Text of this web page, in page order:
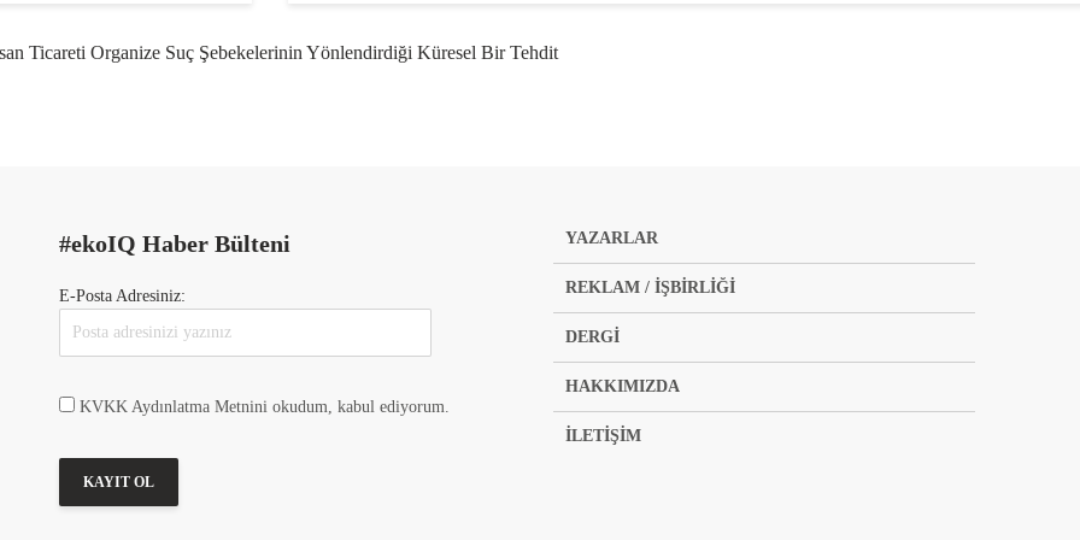
Ticareti Organize Suç Şebekelerinin Yönlendirdiği Küresel Bir Tehdit
#ekoIQ Haber Bülteni
E-Posta Adresiniz:
KVKK Aydınlatma Metnini okudum, kabul ediyorum.
YAZARLAR
REKLAM / İŞBİRLİĞİ
DERGİ
HAKKIMIZDA
İLETİŞİM